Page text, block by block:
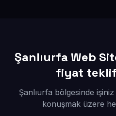
Şanlıurfa Web
fiyat
Şanlıurfa bölgesinde
konuşmak üzere